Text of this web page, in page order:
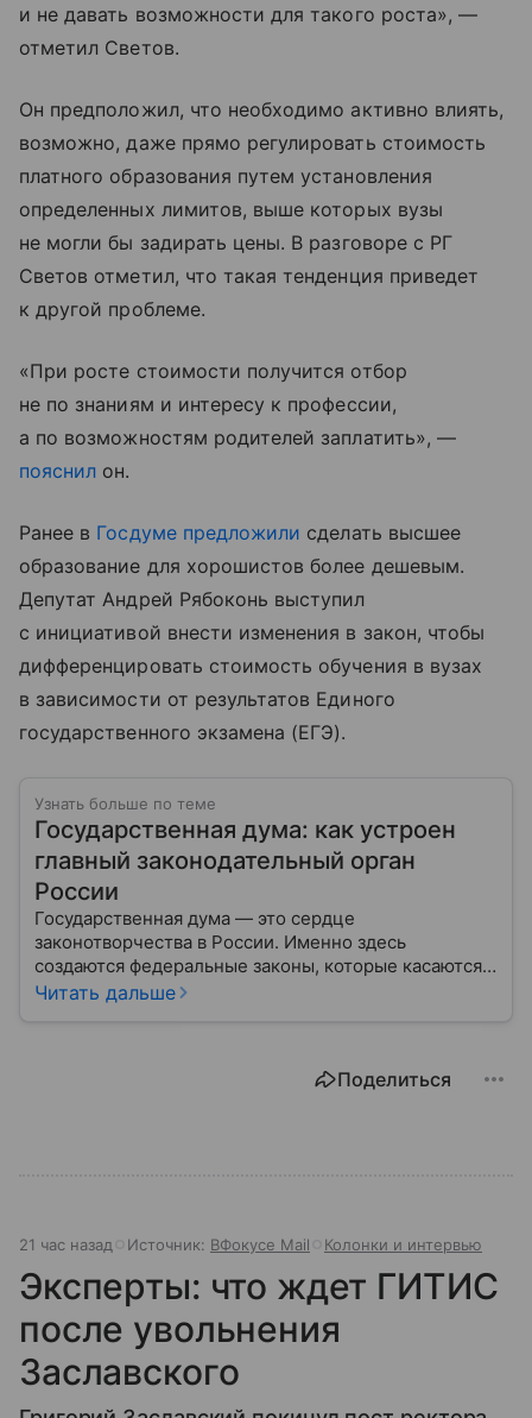
и не давать возможности для такого роста», —
отметил Светов.
Он предположил, что необходимо активно влиять,
возможно, даже прямо регулировать стоимость
платного образования путем установления
определенных лимитов, выше которых вузы
не могли бы задирать цены. В разговоре с РГ
Светов отметил, что такая тенденция приведет
к другой проблеме.
«При росте стоимости получится отбор
не по знаниям и интересу к профессии,
а по возможностям родителей заплатить», —
пояснил он.
Ранее в Госдуме предложили сделать высшее
образование для хорошистов более дешевым.
Депутат Андрей Рябоконь выступил
с инициативой внести изменения в закон, чтобы
дифференцировать стоимость обучения в вузах
в зависимости от результатов Единого
государственного экзамена (ЕГЭ).
Узнать больше по теме
Государственная дума: как устроен
главный законодательный орган
России
Государственная дума — это сердце
законотворчества в России. Именно здесь
создаются федеральные законы, которые касаются
жизни каждого гражданина: от образования и
Читать дальше
Поделиться
21 час назад Источник: ВФокусе Mail Колонки и интервью
Эксперты: что ждет ГИТИС
после увольнения
Заславского